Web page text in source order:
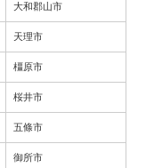
大和郡山市
天理市
橿原市
桜井市
五條市
御所市